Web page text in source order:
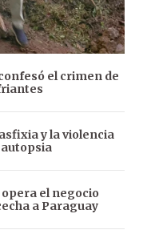
el crimen de
y la violencia
el negocio
a Paraguay